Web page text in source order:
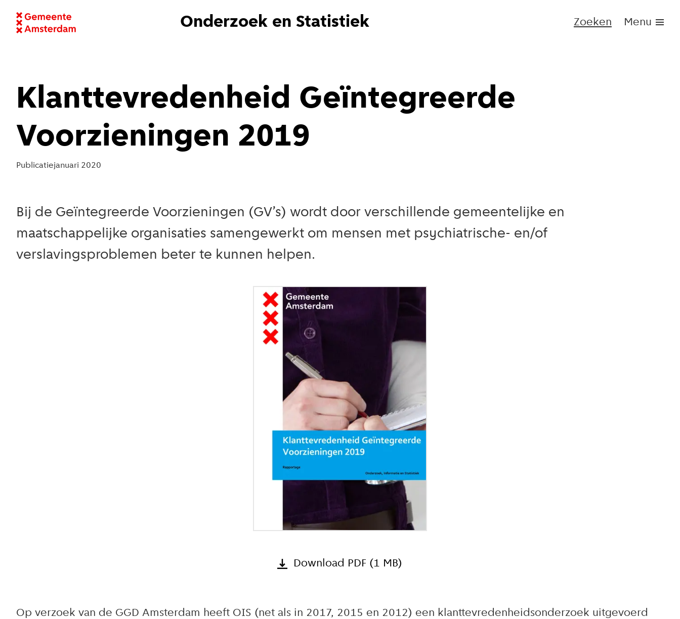
Onderzoek en Statistiek Zoeken Menu
Klanttevredenheid Geïntegreerde
Voorzieningen 2019
Publicatiejanuari 2020
Bij de Geïntegreerde Voorzieningen (GV’s) wordt door verschillende gemeentelijke en
maatschappelijke organisaties samengewerkt om mensen met psychiatrische- en/of
verslavingsproblemen beter te kunnen helpen.
Download PDF (1 MB)
Op verzoek van de GGD Amsterdam heeft OIS (net als in 2017, 2015 en 2012) een klanttevredenheidsonderzoek uitgevoerd